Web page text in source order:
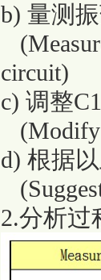
b) 量测
circuit)
c) 调整
(Modify
d) 根据
2.分析过